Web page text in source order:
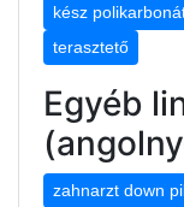
kész
terasztető
Egyéb
zahnarzt down